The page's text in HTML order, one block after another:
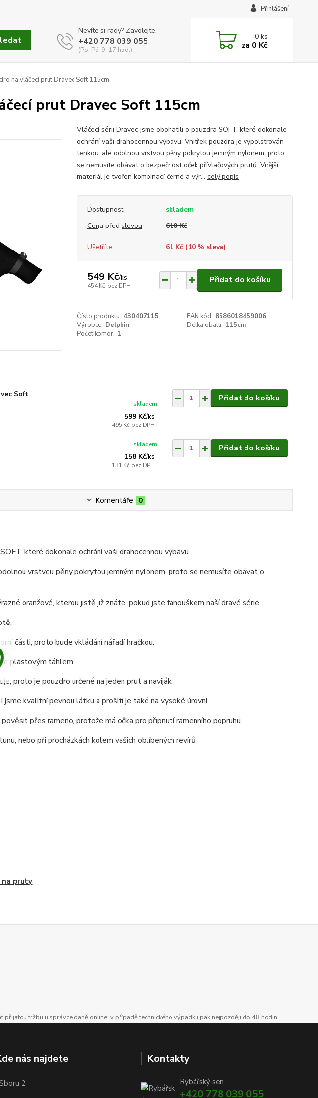
Přihlášení
Nevíte si rady? Zavolejte.
+420 778 039 055
(Po-Pá, 9-17 hod.)
0ks
za 0 Kč
na vláčecí prut Dravec Soft 115cm
prut Dravec Soft 115cm
Vláčecí sérii Dravec jsme obohatili o pouzdra SOFT, které dokonale
ochrání vaši drahocennou výbavu. Vnitřek pouzdra je vypolstrován
tenkou, ale odolnou vrstvou pěny pokrytou jemným nylonem, proto
se nemusíte obávat o bezpečnost oček přívlačových prutů. Vnější
materiál je tvořen kombinací černé a výr... celý popis
Dostupnost
skladem
Cena před slevou
610 Kč
Ušetříte 61 Kč (10% sleva)
549 Kč/ks
454 Kč bez DPH
Přidat do košíku
Číslo produktu: 430407115 EAN kód: 8586018459006
Výrobce: Delphin Délka obalu: 115cm
Počet komor: 1
Soft
599 Kč/ks
495 Kč bez DPH
skladem
Přidat do košíku
158 Kč/ks
131 Kč bez DPH
skladem Přidat do košíku
Komentáře 0
které dokonale ochrání vaši drahocennou výbavu.
vrstvou pěny pokrytou jemným nylonem, proto se nemusíte obávat o
oranžové, kterou jistě již znáte, pokud jste fanouškem naší dravé série.
části, proto bude vkládání nářadí hračkou.
plastovým táhlem.
proto je pouzdro určené na jeden prut a naviják.
kvalitní pevnou látku a prošití je také na vysoké úrovni.
přes rameno, protože má očka pro připnutí ramenního popruhu.
nebo při procházkách kolem vašich oblíbených revírů.
na pruty
tržbu u správce daně online; v případě technického výpadku pak nejpozději do 48 hodin.
nás najdete
2
Kontakty
Rybářský sen
+420 778 039 055